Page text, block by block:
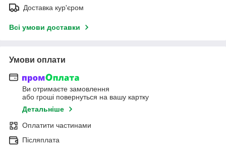
Доставка кур'єром
Всі умови доставки
Умови оплати
Ви отримаєте замовлення
або гроші повернуться на вашу картку
Детальніше
Оплатити частинами
Післяплата